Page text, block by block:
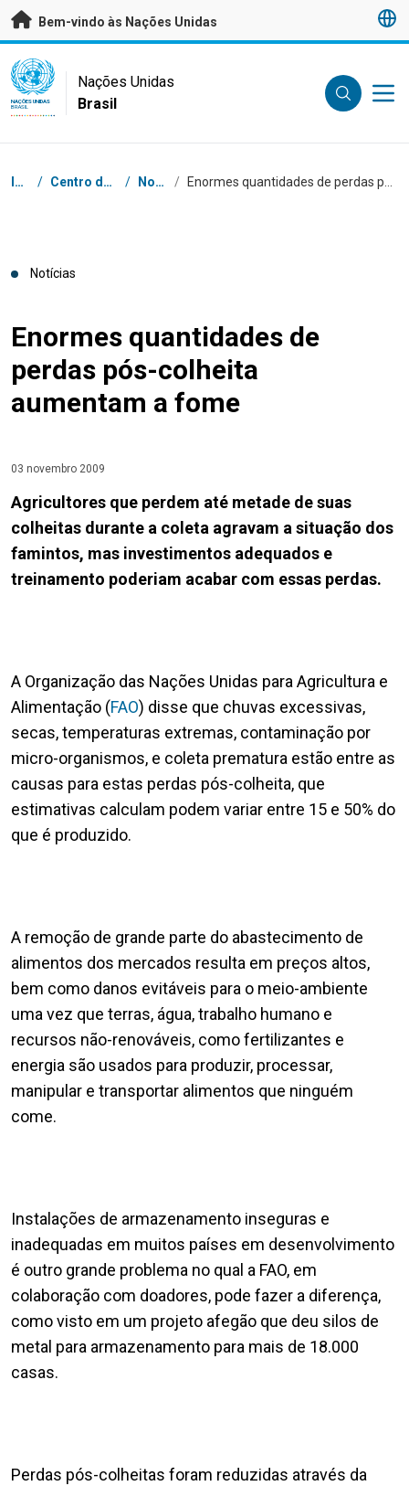
Saltar para conteúdo principal
Bem-vindo às Nações Unidas
UN Logo
NAÇÕES UNIDAS
BRASIL
Nações Unidas
Brasil
Navegação
Início / Centro de Imprensa / Notícias /
Notícias
Enormes quantidades de
perdas pós-colheita
aumentam a fome
03 novembro 2009
Agricultores que perdem até metade de suas
colheitas durante a coleta agravam a situação dos
famintos, mas investimentos adequados e
treinamento poderiam acabar com essas perdas.
A Organização das Nações Unidas para Agricultura e
Alimentação (FAO) disse que chuvas excessivas,
secas, temperaturas extremas, contaminação por
micro-organismos, e coleta prematura estão entre as
causas para estas perdas pós-colheita, que
estimativas calculam podem variar entre 15 e 50% do
que é produzido.
A remoção de grande parte do abastecimento de
alimentos dos mercados resulta em preços altos,
bem como danos evitáveis para o meio-ambiente
uma vez que terras, água, trabalho humano e
recursos não-renováveis, como fertilizantes e
energia são usados para produzir, processar,
manipular e transportar alimentos que ninguém
come.
Instalações de armazenamento inseguras e
inadequadas em muitos países em desenvolvimento
é outro grande problema no qual a FAO, em
colaboração com doadores, pode fazer a diferença,
como visto em um projeto afegão que deu silos de
metal para armazenamento para mais de 18.000
casas.
Perdas pós-colheitas foram reduzidas através da